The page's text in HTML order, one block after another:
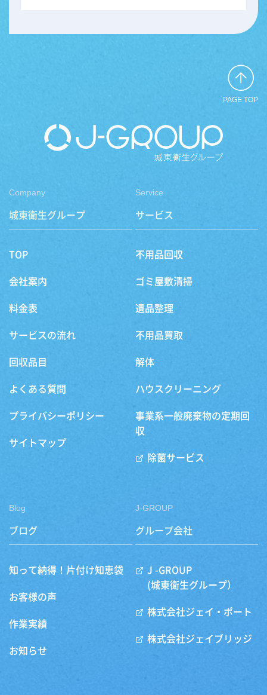
PAGE TOP
Company
城東衛生グループ
TOP
会社案内
料金表
サービスの流れ
回収品目
よくある質問
プライバシーポリシー
サイトマップ
Service
サービス
不用品回収
ゴミ屋敷清掃
遺品整理
不用品買取
解体
ハウスクリーニング
事業系一般廃棄物の定期回
収
除菌サービス
Blog
ブログ
知って納得！片付け知恵袋
お客様の声
作業実績
お知らせ
J-GROUP
グループ会社
J -GROUP
(城東衛生グループ）
株式会社ジェイ・ポート
株式会社ジェイブリッジ